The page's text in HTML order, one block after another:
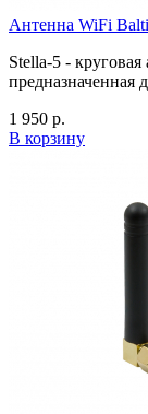
Антенна WiFi
Stella-5 -
предназначенная
1 950 р.
В корзину